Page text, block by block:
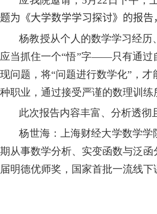
题为《大学数学学习探讨》的报告
杨教授从个人的数学学习经
应当抓住一个“悟”字——只有通过
现问题，将“问题进行数学化”，
种职业，通过接受严谨的数理训
此次报告内容丰富、分析透
杨世海：上海财经大学数学
期从事数学分析、实变函数与泛
届明德优师奖，国家首批一流线